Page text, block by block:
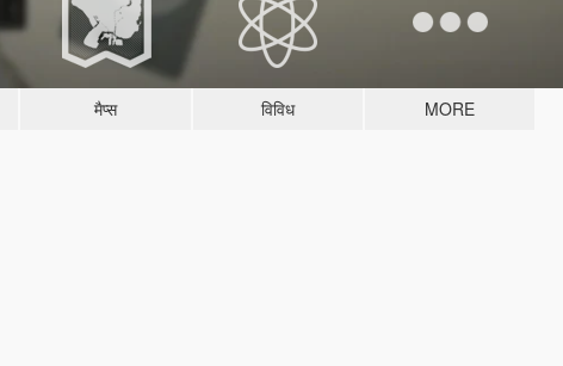
मैप्स विविध MORE